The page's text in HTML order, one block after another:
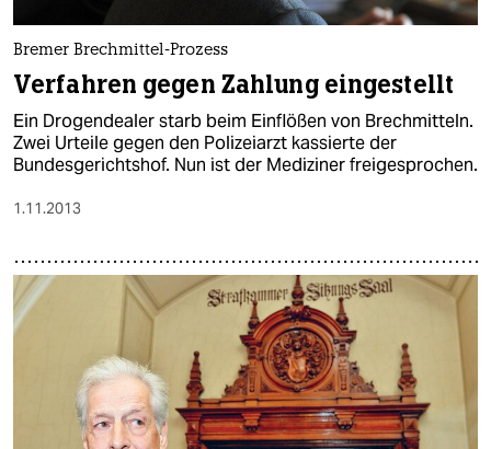
Bremer Brechmittel-Prozess
Verfahren gegen Zahlung eingestellt
Ein Drogendealer starb beim Einflößen von Brechmitteln.
Zwei Urteile gegen den Polizeiarzt kassierte der
Bundesgerichtshof. Nun ist der Mediziner freigesprochen.
1.11.2013